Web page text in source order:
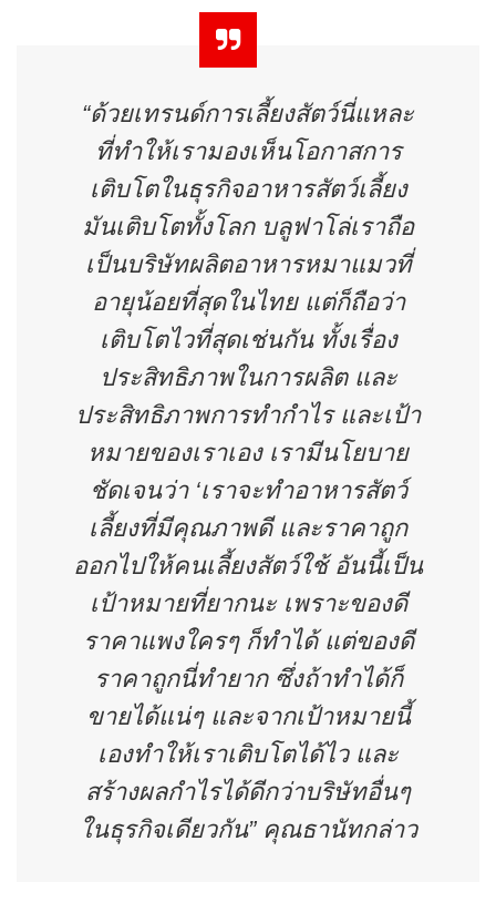
“ด้วยเทรนด์การเลี้ยงสัตว์นี่แหละ
ที่ทำให้เรามองเห็นโอกาสการ
เติบโตในธุรกิจอาหารสัตว์เลี้ยง
มันเติบโตทั้งโลก บลูฟาโล่เราถือ
เป็นบริษัทผลิตอาหารหมาแมวที่
อายุน้อยที่สุดในไทย แต่ก็ถือว่า
เติบโตไวที่สุดเช่นกัน ทั้งเรื่อง
ประสิทธิภาพในการผลิต และ
ประสิทธิภาพการทำกำไร และเป้า
หมายของเราเอง เรามีนโยบาย
ชัดเจนว่า ‘เราจะทำอาหารสัตว์
เลี้ยงที่มีคุณภาพดี และราคาถูก
ออกไปให้คนเลี้ยงสัตว์ใช้ อันนี้เป็น
เป้าหมายที่ยากนะ เพราะของดี
ราคาแพงใครๆ ก็ทำได้ แต่ของดี
ราคาถูกนี่ทำยาก ซึ่งถ้าทำได้ก็
ขายได้แน่ๆ และจากเป้าหมายนี้
เองทำให้เราเติบโตได้ไว และ
สร้างผลกำไรได้ดีกว่าบริษัทอื่นๆ
ในธุรกิจเดียวกัน” คุณธานัทกล่าว